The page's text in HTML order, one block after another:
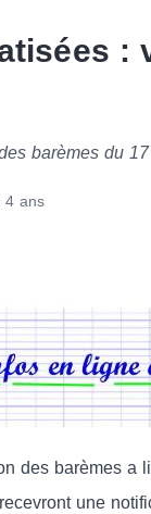
:
barèmes du
4 ans
des barèmes a
une